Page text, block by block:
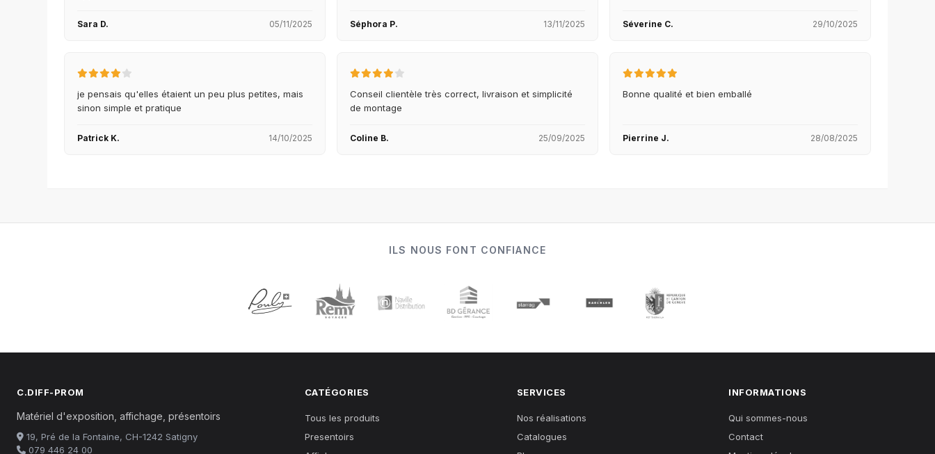
Sara D. 05/11/2025 Séphora P. 13/11/2025 Séverine C. 29/10/2025
je pensais qu'elles étaient un peu plus petites, mais
sinon simple et pratique
Patrick K. 14/10/2025
Conseil clientèle très correct, livraison et simplicité
de montage
Coline B. 25/09/2025
Bonne qualité et bien emballé
Pierrine J. 28/08/2025
ILS NOUS FONT CONFIANCE
C.DIFF-PROM
Matériel d'exposition, affichage, présentoirs
19, Pré de la Fontaine, CH-1242 Satigny
079 446 24 00
CATÉGORIES
Tous les produits
Presentoirs
SERVICES
Nos réalisations
Catalogues
INFORMATIONS
Qui sommes-nous
Contact